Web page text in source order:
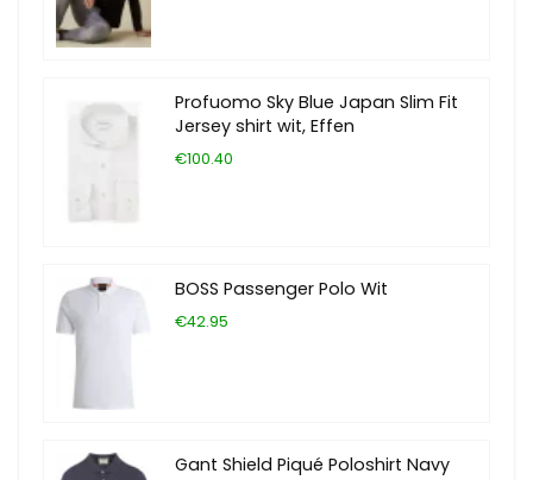
Profuomo Sky Blue Japan Slim Fit
Jersey shirt wit, Effen
€100.40
BOSS Passenger Polo Wit
€42.95
Gant Shield Piqué Poloshirt Navy